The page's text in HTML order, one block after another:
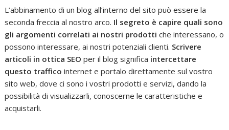
L’abbinamento di un blog all’interno del sito può essere la
seconda freccia al nostro arco. Il segreto è capire quali sono
gli argomenti correlati ai nostri prodotti che interessano, o
possono interessare, ai nostri potenziali clienti. Scrivere
articoli in ottica SEO per il blog significa intercettare
questo traffico internet e portalo direttamente sul vostro
sito web, dove ci sono i vostri prodotti e servizi, dando la
possibilità di visualizzarli, conoscerne le caratteristiche e
acquistarli.